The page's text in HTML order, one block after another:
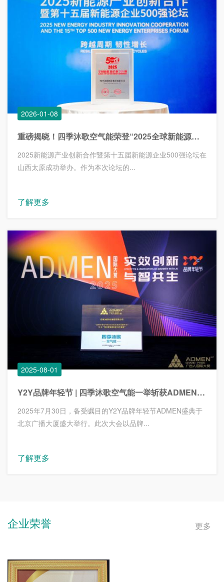
2026-01-08
重磅揭晓！四季沐歌空气能荣登“2025全球新能源企业500强”榜单
2025新能源产业创新合作暨第十五届新能源企业500强论坛在
山西太原成功举办。作为本次论坛的...
了解更多
2025-08-01
Y2Y品牌年轻节 | 四季沐歌空气能一举斩获ADMEN国际大赏年度实战金案、年度十大
2025年7月30日，备受瞩目的Y2Y品牌年轻节ADMEN盛典于
北京广播大厦盛大举行。此次大会以品牌...
了解更多
企业荣誉 更多